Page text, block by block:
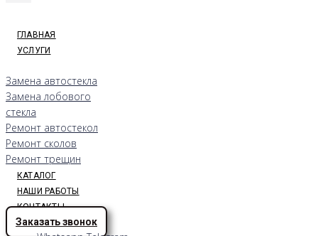
ГЛАВНАЯ
УСЛУГИ
Замена автостекла
Замена лобового
стекла
Ремонт автостекол
Ремонт сколов
Ремонт трещин
КАТАЛОГ
НАШИ РАБОТЫ
КОНТАКТЫ
Заказать звонок